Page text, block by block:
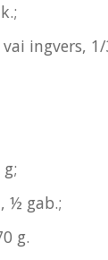
ingvers,
½ gab.;
g.